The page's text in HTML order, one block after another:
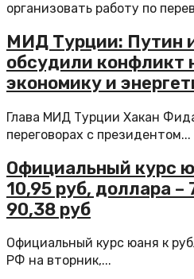
организовать работу по
МИД Турции: Путин
обсудили конфликт
экономику и
Глава МИД Турции Хакан
переговорах с президентом...
Официальный курс
10,95 руб, доллара –
90,38 руб
Официальный курс юаня к
РФ на вторник,...